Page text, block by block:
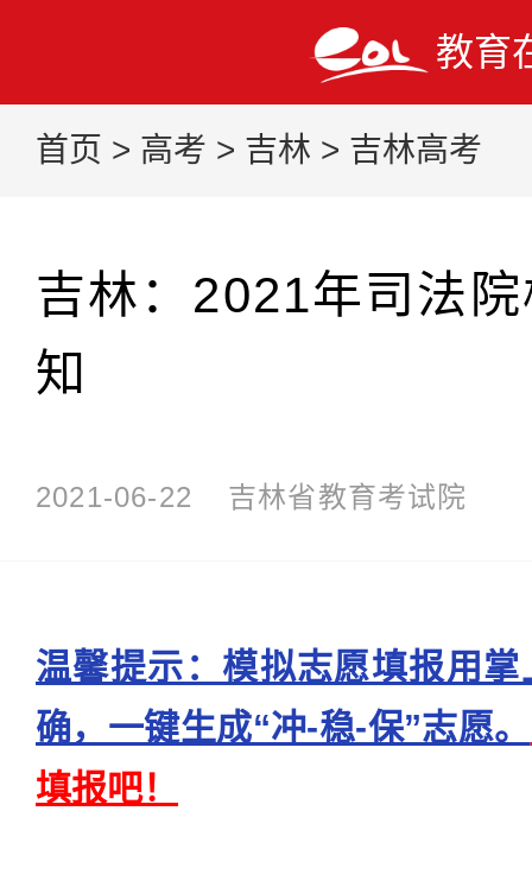
教育
首页 > 高考 > 吉林 > 吉林高考
吉林：2021年司法
知
2021-06-22 吉林省教育考试院
温馨提示：模拟志愿填报用
确，一键生成“冲-稳-保”志愿。
填报吧！